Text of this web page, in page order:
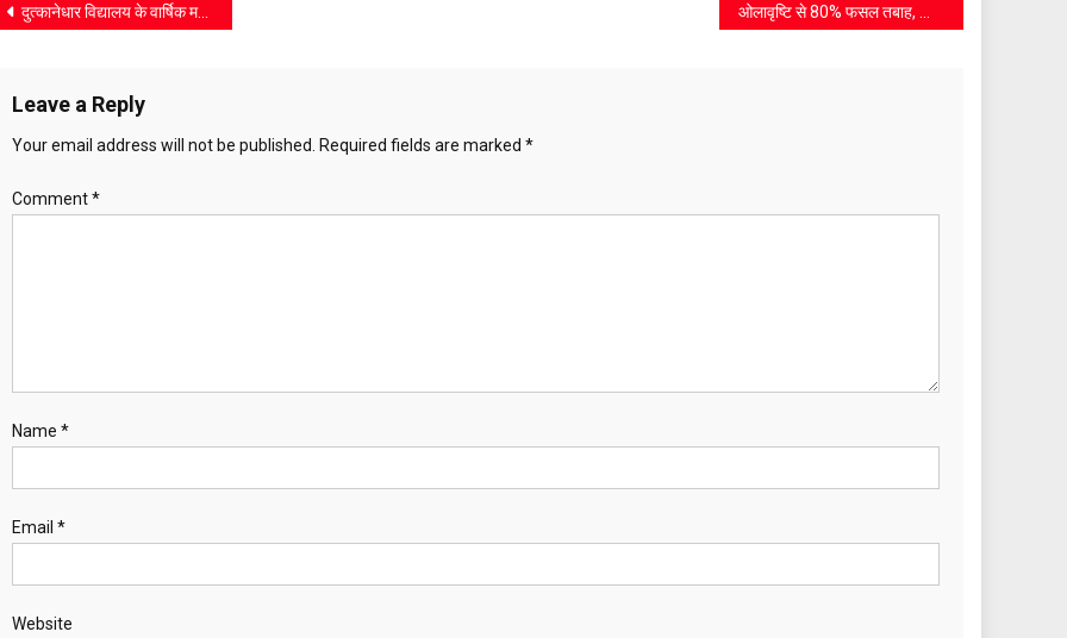
दुत्कानेधार विद्यालय के वार्षिक महोत्सव में बच्चों की प्रतिभा ने मोहा मन ओलावृष्टि से 80% फसल तबाह, किसानों को दो लाख मुआवजा देने की मांग
Leave a Reply
Your email address will not be published. Required fields are marked *
Comment*
Name *
Email *
Website